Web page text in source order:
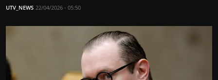
UTV_NEWS 22/04/2026 - 05:50